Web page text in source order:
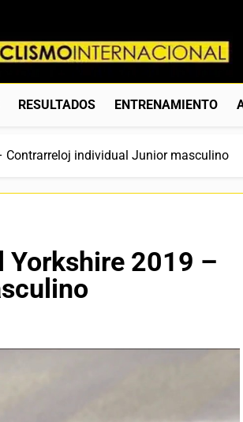
Ciclismo Mundial. Entrevistas, Análisis,
RESULTADOS ENTRENAMIENTO
Contrarreloj individual Junior masculino
Yorkshire 2019 –